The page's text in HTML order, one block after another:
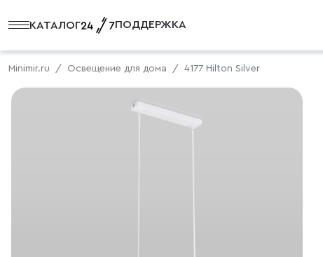
КАТАЛОГ ПОДДЕРЖКА
Minimir.ru Освещение для дома 4177 Hilton Silver